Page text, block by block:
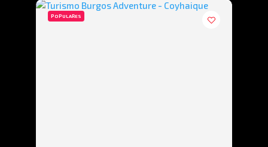
POPULARES